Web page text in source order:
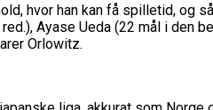
hvor han kan få spilletid, og
Ayase Ueda (22 mål i den
Orlowitz.